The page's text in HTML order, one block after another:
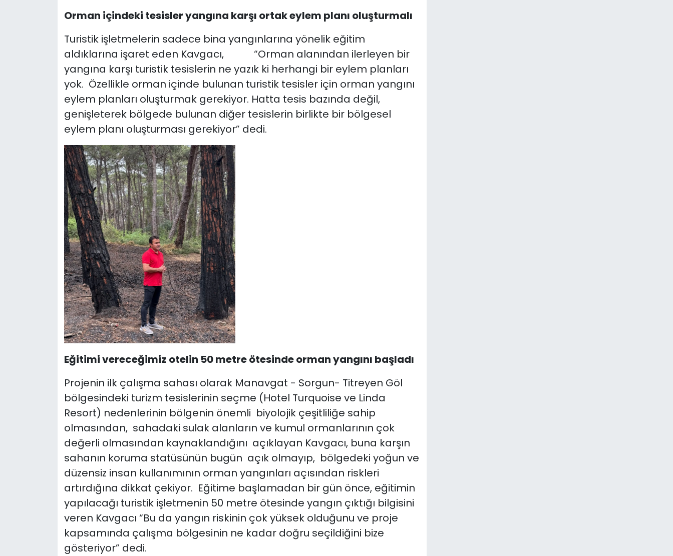
Orman içindeki tesisler yangına karşı ortak eylem planı oluşturmalı
Turistik işletmelerin sadece bina yangınlarına yönelik eğitim
aldıklarına işaret eden Kavgacı, “Orman alanından ilerleyen bir
yangına karşı turistik tesislerin ne yazık ki herhangi bir eylem planları
yok. Özellikle orman içinde bulunan turistik tesisler için orman yangını
eylem planları oluşturmak gerekiyor. Hatta tesis bazında değil,
genişleterek bölgede bulunan diğer tesislerin birlikte bir bölgesel
eylem planı oluşturması gerekiyor” dedi.
Eğitimi vereceğimiz otelin 50 metre ötesinde orman yangını başladı
Projenin ilk çalışma sahası olarak Manavgat - Sorgun- Titreyen Göl
bölgesindeki turizm tesislerinin seçme (Hotel Turquoise ve Linda
Resort) nedenlerinin bölgenin önemli biyolojik çeşitliliğe sahip
olmasından, sahadaki sulak alanların ve kumul ormanlarının çok
değerli olmasından kaynaklandığını açıklayan Kavgacı, buna karşın
sahanın koruma statüsünün bugün açık olmayıp, bölgedeki yoğun ve
düzensiz insan kullanımının orman yangınları açısından riskleri
artırdığına dikkat çekiyor. Eğitime başlamadan bir gün önce, eğitimin
yapılacağı turistik işletmenin 50 metre ötesinde yangın çıktığı bilgisini
veren Kavgacı “Bu da yangın riskinin çok yüksek olduğunu ve proje
kapsamında çalışma bölgesinin ne kadar doğru seçildiğini bize
gösteriyor” dedi.